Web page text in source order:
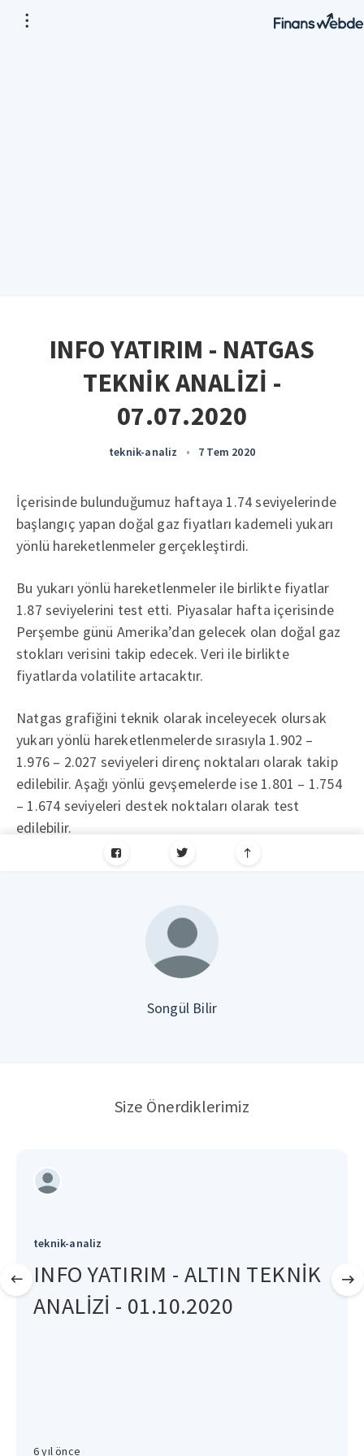
INFO YATIRIM - NATGAS
TEKNİK ANALİZİ -
07.07.2020
teknik-analiz • 7 Tem 2020
İçerisinde bulunduğumuz haftaya 1.74 seviyelerinde
başlangıç yapan doğal gaz fiyatları kademeli yukarı
yönlü hareketlenmeler gerçekleştirdi.
Bu yukarı yönlü hareketlenmeler ile birlikte fiyatlar
1.87 seviyelerini test etti. Piyasalar hafta içerisinde
Perşembe günü Amerika’dan gelecek olan doğal gaz
stokları verisini takip edecek. Veri ile birlikte
fiyatlarda volatilite artacaktır.
Natgas grafiğini teknik olarak inceleyecek olursak
yukarı yönlü hareketlenmelerde sırasıyla 1.902 –
1.976 – 2.027 seviyeleri direnç noktaları olarak takip
edilebilir. Aşağı yönlü gevşemelerde ise 1.801 – 1.754
– 1.674 seviyeleri destek noktaları olarak test
edilebilir.
Songül Bilir
Size Önerdiklerimiz
teknik-analiz
INFO YATIRIM - ALTIN TEKNİK
ANALİZİ - 01.10.2020
6 yıl önce